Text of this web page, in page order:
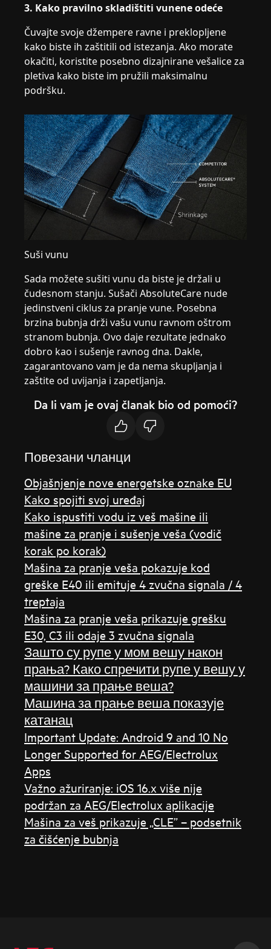
3. Kako pravilno skladištiti vunene odeće
Čuvajte svoje džempere ravne i preklopljene
kako biste ih zaštitili od istezanja. Ako morate
okačiti, koristite posebno dizajnirane vešalice za
pletiva kako biste im pružili maksimalnu
podršku.
Suši vunu
Sada možete sušiti vunu da biste je držali u
čudesnom stanju. Sušači AbsoluteCare nude
jedinstveni ciklus za pranje vune. Posebna
brzina bubnja drži vašu vunu ravnom oštrom
stranom bubnja. Ovo daje rezultate jednako
dobro kao i sušenje ravnog dna. Dakle,
zagarantovano vam je da nema skupljanja i
zaštite od uvijanja i zapetljanja.
Da li vam je ovaj članak bio od pomoći?
Повезани чланци
Objašnjenje nove energetske oznake EU
Kako spojiti svoj uređaj
Kako ispustiti vodu iz veš mašine ili
mašine za pranje i sušenje veša (vodič
korak po korak)
Mašina za pranje veša pokazuje kod
greške E40 ili emituje 4 zvučna signala / 4
treptaja
Mašina za pranje veša prikazuje grešku
E30, C3 ili odaje 3 zvučna signala
Зашто су рупе у мом вешу након
прања? Како спречити рупе у вешу у
машини за прање веша?
Машина за прање веша показује
катанац
Important Update: Android 9 and 10 No
Longer Supported for AEG/Electrolux
Apps
Važno ažuriranje: iOS 16.x više nije
podržan za AEG/Electrolux aplikacije
Mašina za veš prikazuje „CLE” – podsetnik
za čišćenje bubnja